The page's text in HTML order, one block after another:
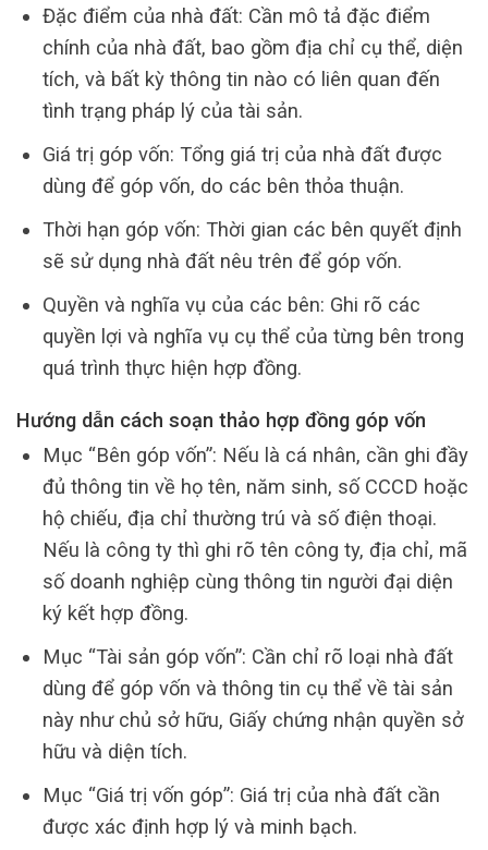
Đặc điểm của nhà đất: Cần mô tả đặc điểm
chính của nhà đất, bao gồm địa chỉ cụ thể, diện
tích, và bất kỳ thông tin nào có liên quan đến
tình trạng pháp lý của tài sản.
Giá trị góp vốn: Tổng giá trị của nhà đất được
dùng để góp vốn, do các bên thỏa thuận.
Thời hạn góp vốn: Thời gian các bên quyết định
sẽ sử dụng nhà đất nêu trên để góp vốn.
Quyền và nghĩa vụ của các bên: Ghi rõ các
quyền lợi và nghĩa vụ cụ thể của từng bên trong
quá trình thực hiện hợp đồng.
Hướng dẫn cách soạn thảo hợp đồng góp vốn
Mục “Bên góp vốn”: Nếu là cá nhân, cần ghi đầy
đủ thông tin về họ tên, năm sinh, số CCCD hoặc
hộ chiếu, địa chỉ thường trú và số điện thoại.
Nếu là công ty thì ghi rõ tên công ty, địa chỉ, mã
số doanh nghiệp cùng thông tin người đại diện
ký kết hợp đồng.
Mục “Tài sản góp vốn”: Cần chỉ rõ loại nhà đất
dùng để góp vốn và thông tin cụ thể về tài sản
này như chủ sở hữu, Giấy chứng nhận quyền sở
hữu và diện tích.
Mục “Giá trị vốn góp”: Giá trị của nhà đất cần
được xác định hợp lý và minh bạch.